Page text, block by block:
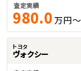
査定実績
980.0 万円～
トヨタ
ヴォクシー